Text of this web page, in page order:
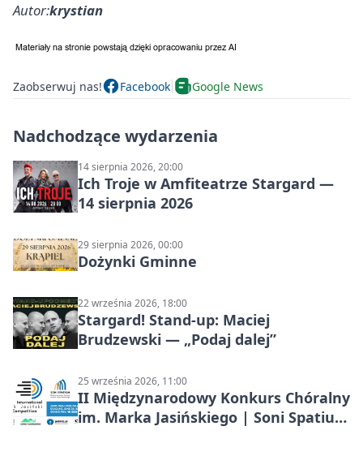
Autor:krystian
Zaobserwuj nas! Facebook Google News
Nadchodzące wydarzenia
14 sierpnia 2026, 20:00
Ich Troje w Amfiteatrze Stargard —
14 sierpnia 2026
29 sierpnia 2026, 00:00
Dożynki Gminne
22 września 2026, 18:00
Stargard! Stand-up: Maciej
Brudzewski — „Podaj dalej”
25 września 2026, 11:00
II Międzynarodowy Konkurs Chóralny
im. Marka Jasińskiego | Soni Spatium